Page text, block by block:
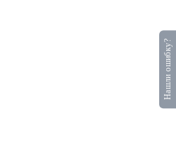
Нашли ошибку?